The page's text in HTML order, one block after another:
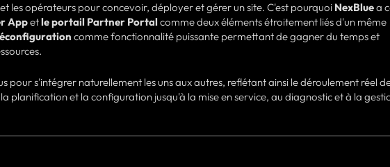
les opérateurs pour concevoir, déployer et gérer un site. C'est pourquoi NexBluea
Appetle portail Partner Portalcomme deux éléments étroitement liés d'un même
comme fonctionnalité puissante permettant de gagner du temps et
pour s'intégrer naturellement les uns aux autres, reflétant ainsi le déroulement réel
planification et la configuration jusqu'à la mise en service, au diagnostic et à la